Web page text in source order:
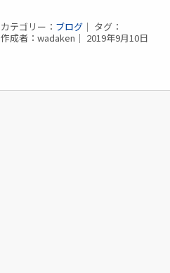
カテゴリー： ブログ ｜ タグ：
作成者：wadaken｜ 2019年9月10日